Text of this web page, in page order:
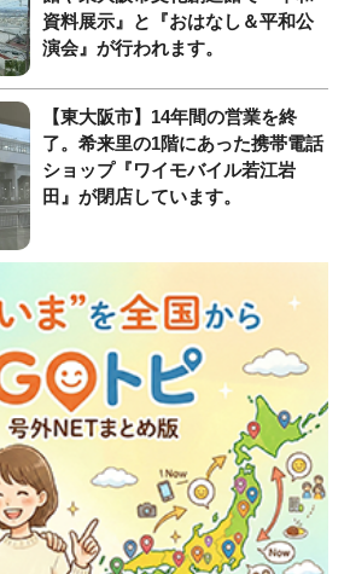
資料展示』と『おはなし＆平和公
演会』が行われます。
【東大阪市】14年間の営業を終
了。希来里の1階にあった携帯電話
ショップ『ワイモバイル若江岩
田』が閉店しています。